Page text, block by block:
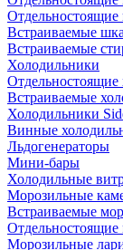
Встраиваемые
Встраиваемые
Холодильники
Отдельностоящие
Встраиваемые
Холодильники
Винные
Льдогенераторы
Мини-бары
Холодильные
Морозильные
Встраиваемые
Морозильные